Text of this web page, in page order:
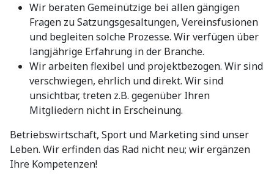
Wir beraten Gemeinützige bei allen gängigen
Fragen zu Satzungsgesaltungen, Vereinsfusionen
und begleiten solche Prozesse. Wir verfügen über
langjährige Erfahrung in der Branche.
Wir arbeiten flexibel und projektbezogen. Wir sind
verschwiegen, ehrlich und direkt. Wir sind
unsichtbar, treten z.B. gegenüber Ihren
Mitgliedern nicht in Erscheinung.
Betriebswirtschaft, Sport und Marketing sind unser
Leben. Wir erfinden das Rad nicht neu; wir ergänzen
Ihre Kompetenzen!